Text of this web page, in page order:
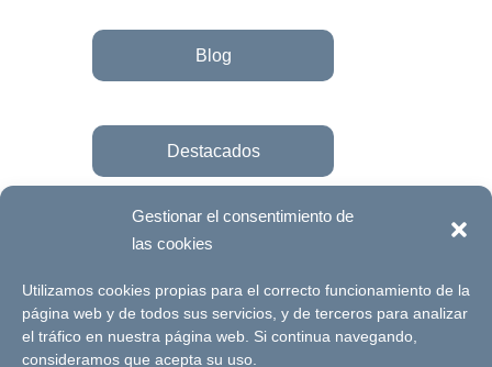
Gestionar el consentimiento de
las cookies
Utilizamos cookies propias para el correcto funcionamiento de la
página web y de todos sus servicios, y de terceros para analizar
el tráfico en nuestra página web. Si continua navegando,
consideramos que acepta su uso.
Blog
Destacados
Únete a la fundación
© Futuro Singular Córdoba 2017. Web